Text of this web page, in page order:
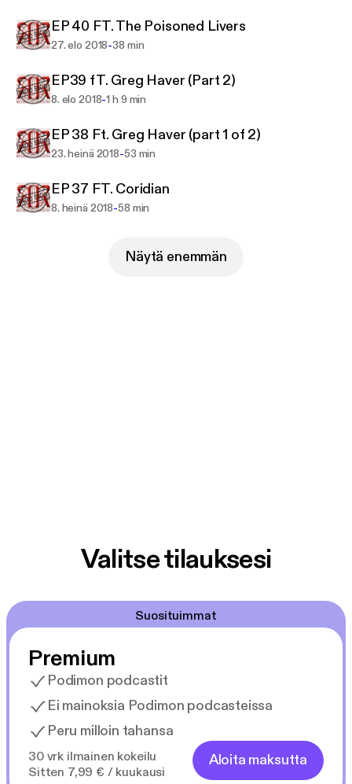
EP 40 FT. The Poisoned Livers
27. elo 2018-38 min
EP39 fT. Greg Haver (Part 2)
8. elo 2018-1 h 9 min
EP 38 Ft. Greg Haver (part 1 of 2)
23. heinä 2018-53 min
EP 37 FT. Coridian
8. heinä 2018-58 min
Näytä enemmän
Valitse tilauksesi
Suosituimmat
Premium
Podimon podcastit
Ei mainoksia Podimon podcasteissa
Peru milloin tahansa
30 vrk ilmainen kokeilu
Sitten 7,99 € / kuukausi
Aloita maksutta